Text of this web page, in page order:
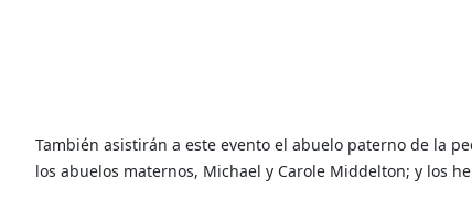
También asistirán a este evento el abuelo paterno de la
los abuelos maternos, Michael y Carole Middelton; y los